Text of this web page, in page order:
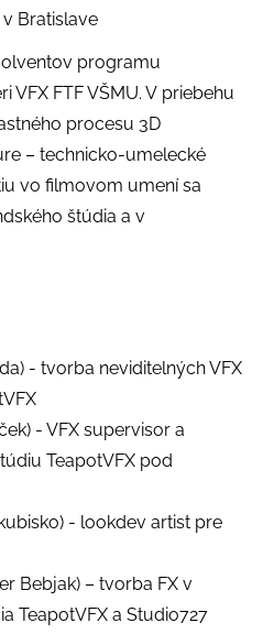
Bratislave
programu
VFX FTF VŠMU. V priebehu
procesu 3D
– technicko-umelecké
vo filmovom umení sa
štúdia a v
- tvorba neviditelných VFX
- VFX supervisor a
TeapotVFX pod
- lookdev artist pre
Bebjak) – tvorba FX v
TeapotVFX a Studio727